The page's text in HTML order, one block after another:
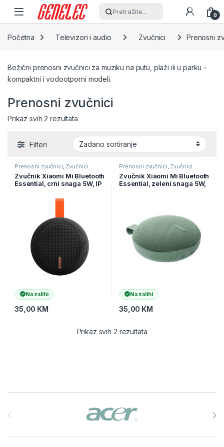
Skip to navigation
Skip to content
Pretražite... 0
Početna Televizori i audio Zvučnici Prenosni
Bežični prenosni zvučnici za muziku na putu, plaži ili u parku –
kompaktni i vodootporni modeli.
Prenosni zvučnici
Prikaz svih 2 rezultata
Filteri
Prenosni zvučnici, Zvučnici
Zvučnik Xiaomi Mi Bluetooth
Essential, crni snaga 5W, IP
Na zalihi
35,00 KM
Prenosni zvučnici, Zvučnici
Zvučnik Xiaomi Mi Bluetooth
Essential, zeleni snaga 5W,
Na zalihi
35,00 KM
Prikaz svih 2 rezultata